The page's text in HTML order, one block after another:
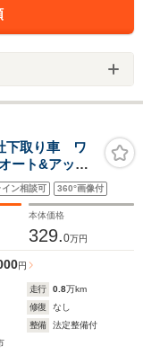
下取り車 ワ
ト&アップ
電動リアゲ
ト メモリー
イン相談可 360°画像付
本体価格
329.0万円
円
走行 0.8万km
修復
なし
整備
法定整備付